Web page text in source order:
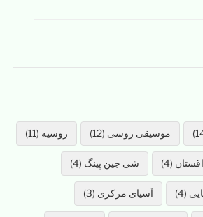
موسیقی روسی (12) روسیه (11)
(4) شی جین پینگ (4)
(4) آسیای مرکزی (3)